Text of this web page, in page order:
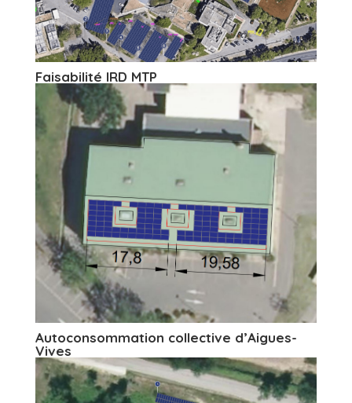
Faisabilité IRD MTP
Autoconsommation collective d’Aigues-
Vives